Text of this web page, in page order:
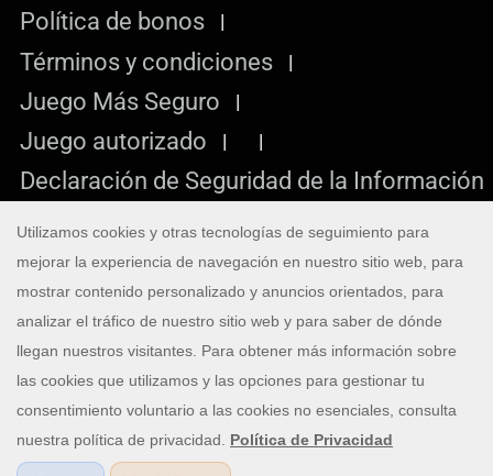
Política de bonos
Términos y condiciones
Juego Más Seguro
Juego autorizado
Declaración de Seguridad de la Información